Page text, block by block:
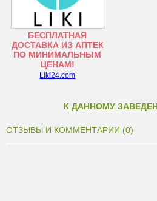
БЕСПЛАТНАЯ
ДОСТАВКА ИЗ АПТЕК
ПО МИНИМАЛЬНЫМ
ЦЕНАМ!
Liki24.com
К ДАННОМУ
ОТЗЫВЫ И КОММЕНТАРИИ (0)